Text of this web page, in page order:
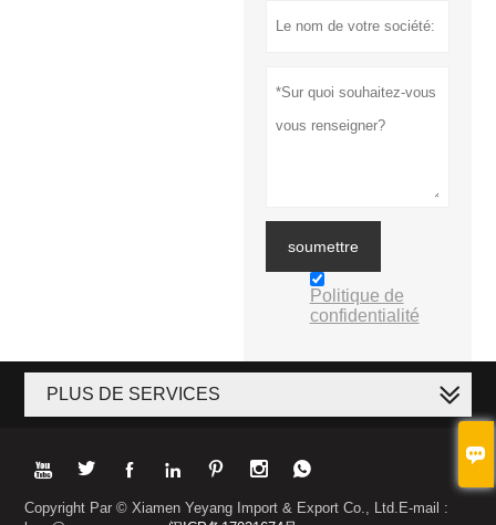

soumettre
Politique de
confidentialité
PLUS DE SERVICES
      
Copyright Par © Xiamen Yeyang Import & Export Co., Ltd.E-mail :